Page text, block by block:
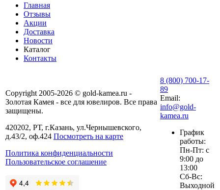
Главная
Отзывы
Акции
Доставка
Новости
Каталог
Контакты
Copyright 2005-2026 © gold-kamea.ru -
Золотая Камея - все для ювелиров. Все права
защищены.
420202, РТ, г.Казань, ул.Чернышевского,
д.43/2, оф.424 Посмотреть на карте
Политика конфиденциальности
Пользовательское соглашение
8 (800) 700-17-
89
Email:
info@gold-
kamea.ru
График
работы:
Пн-Пт: с
9:00 до
13:00
Сб-Вс:
Выходной